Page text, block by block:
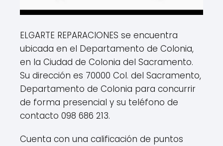
ELGARTE REPARACIONES se encuentra
ubicada en el Departamento de Colonia,
en la Ciudad de Colonia del Sacramento.
Su dirección es 70000 Col. del Sacramento,
Departamento de Colonia para concurrir
de forma presencial y su teléfono de
contacto 098 686 213.
Cuenta con una calificación de puntos